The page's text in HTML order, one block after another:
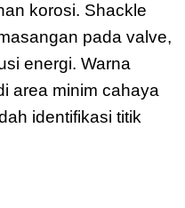
korosi. Shackle
pada valve,
energi. Warna
area minim cahaya
identifikasi titik